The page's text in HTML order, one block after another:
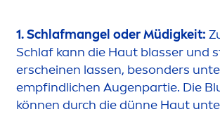
1. Schlafmangel oder Müdigkeit:
Schlaf kann die Haut blasser und
erscheinen lassen, besonders
empfindlichen Augenpartie. Die
können durch die dünne Haut